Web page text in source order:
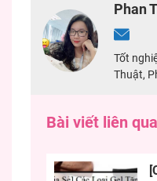
Phan
Tốt
Thuật,
sextoy.
Bài viết liên